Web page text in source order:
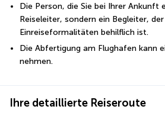
Die Person, die Sie bei Ihrer Ankunft
Reiseleiter, sondern ein Begleiter,
Einreiseformalitäten behilflich ist.
Die Abfertigung am Flughafen kann
nehmen.
Ihre detaillierte Reiseroute